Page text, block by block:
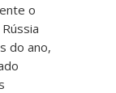
o
do ano,